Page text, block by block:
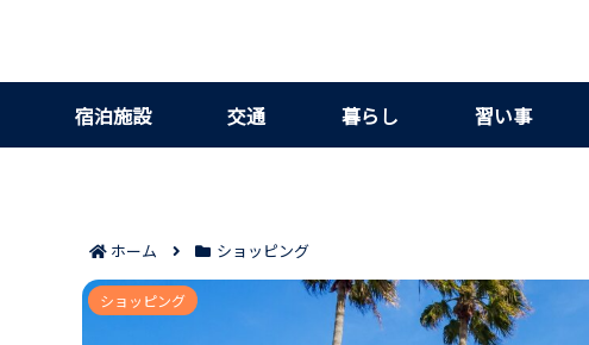
宿泊施設 交通 暮らし 習い事
ホーム ショッピング
楽天モバイルイオンモール徳島店の評判＆口コ
ショッピング